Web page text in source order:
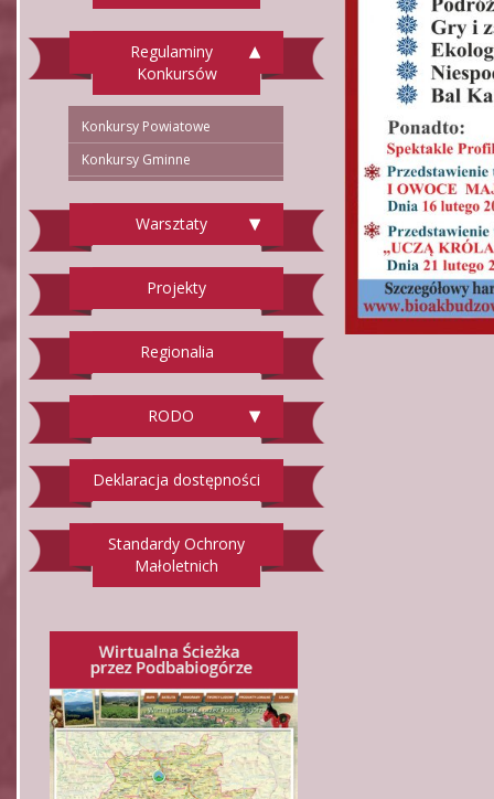
Regulaminy
Konkursów
Konkursy Powiatowe
Konkursy Gminne
Warsztaty
Projekty
Regionalia
RODO
Deklaracja dostępności
Standardy Ochrony
Małoletnich